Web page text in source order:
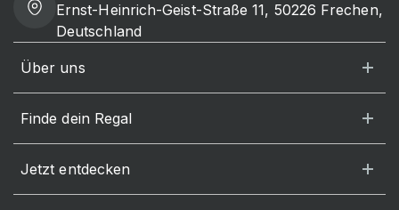
Ernst-Heinrich-Geist-Straße 11, 50226 Frechen,
Deutschland
Über uns
Finde dein Regal
Jetzt entdecken